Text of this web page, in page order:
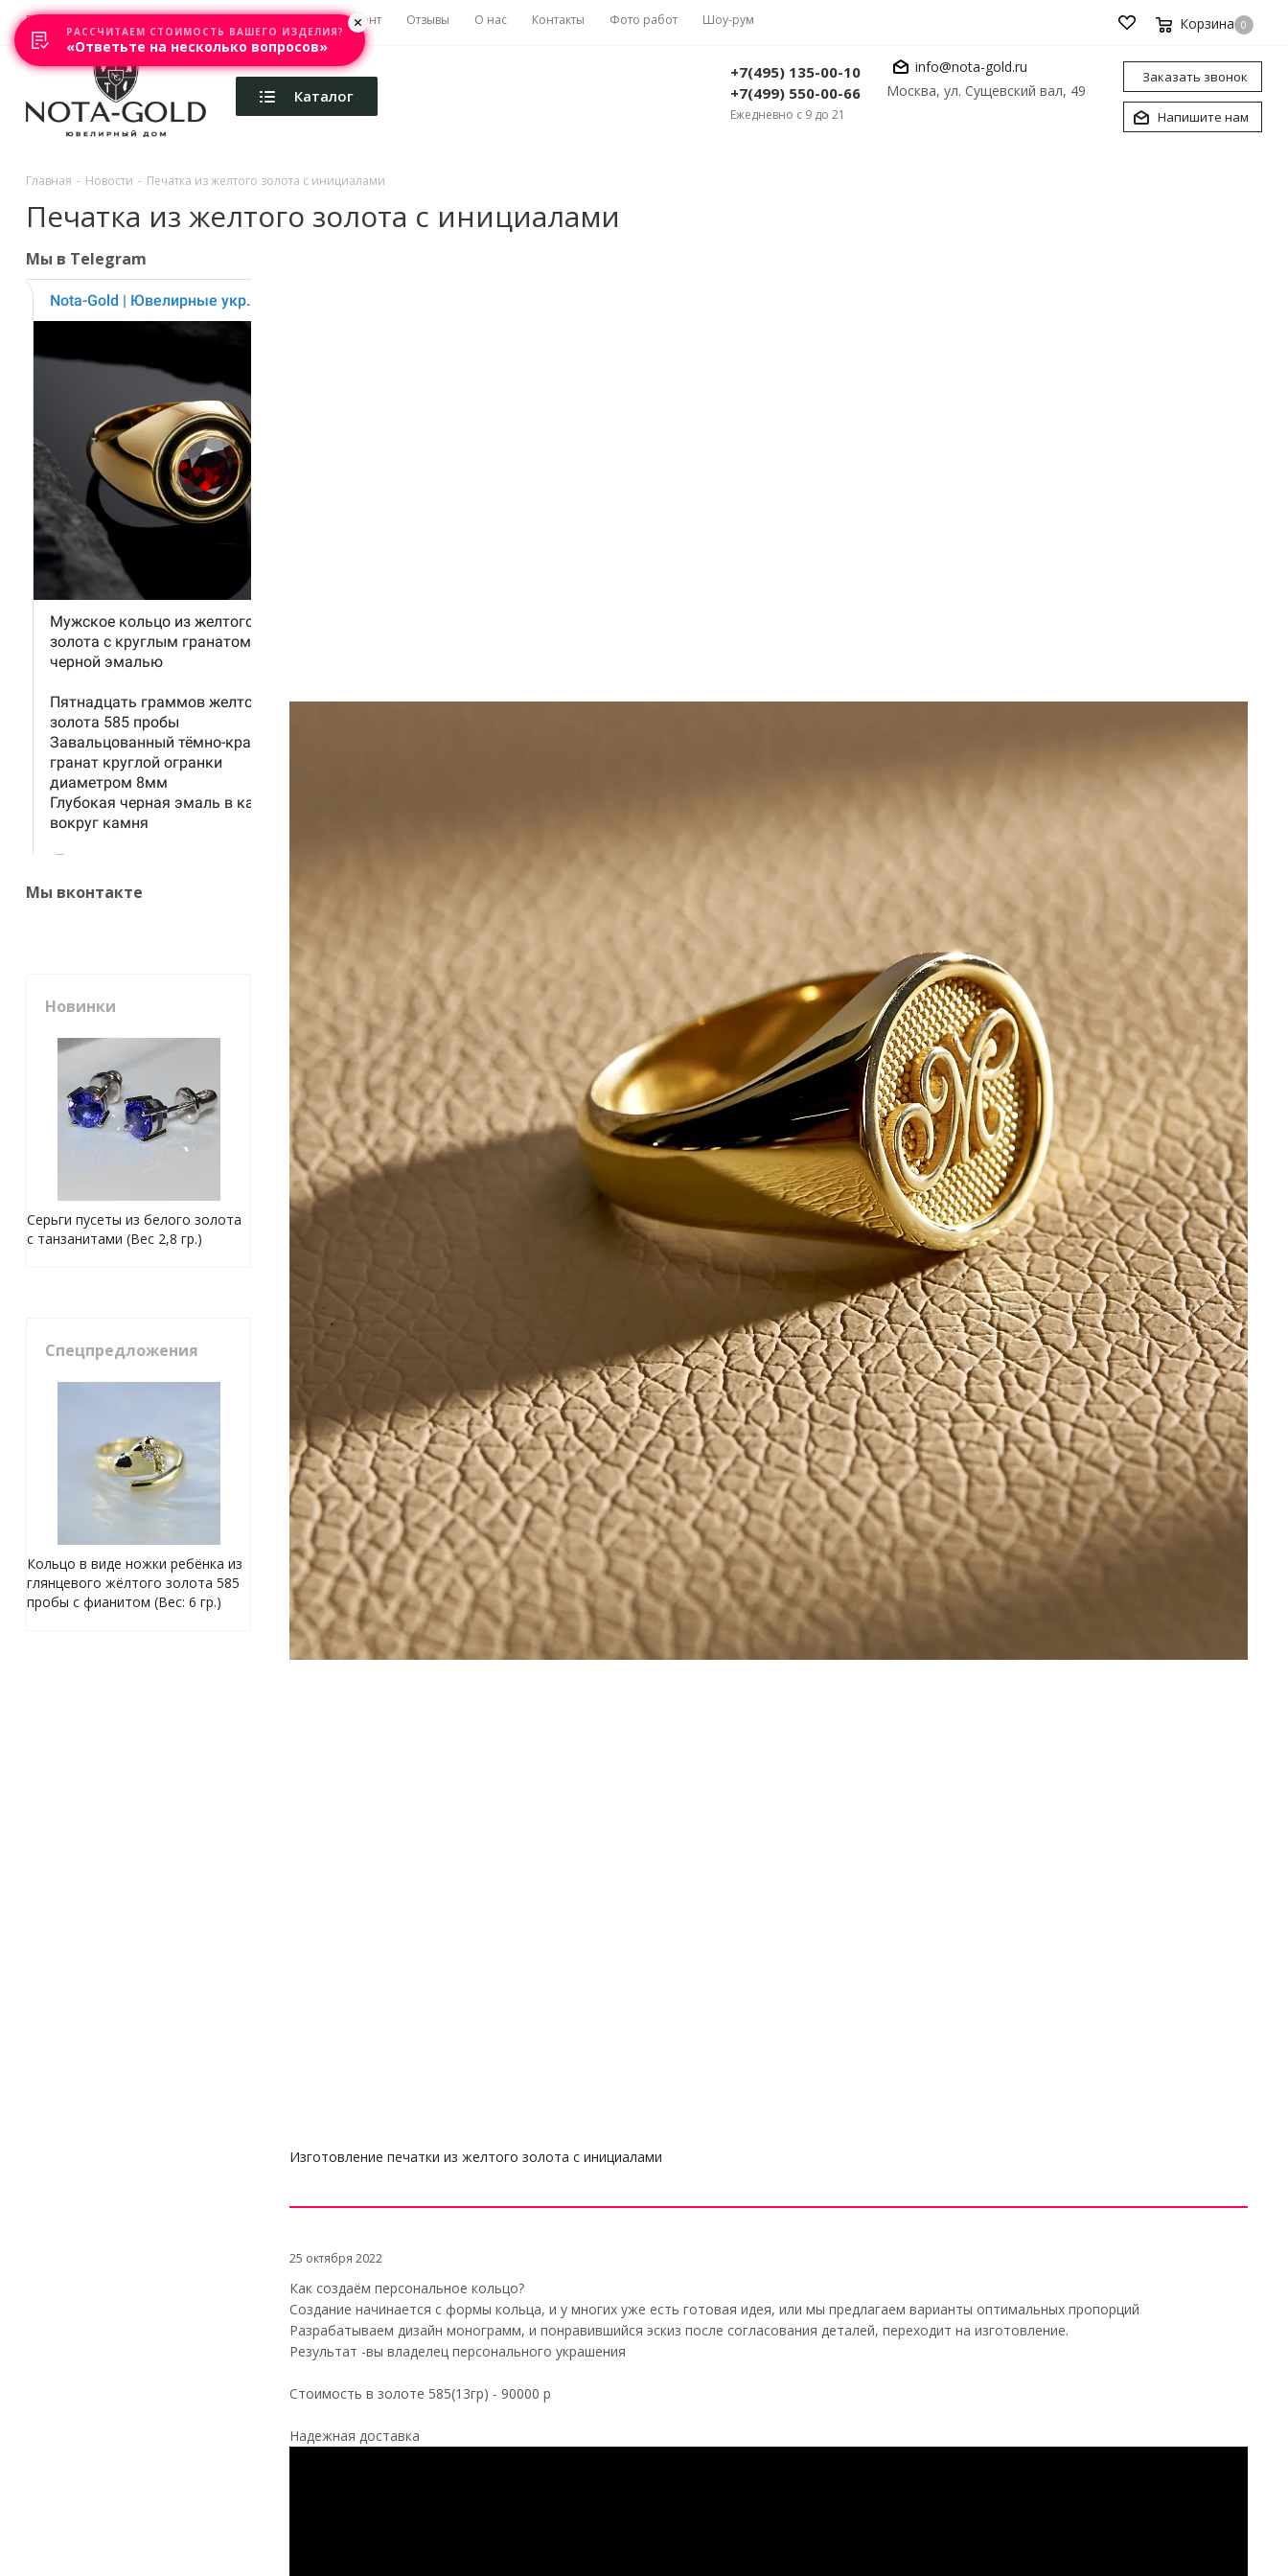
Главная Акции Каталоги Изготовление Ремонт Отзывы О нас Контакты Фото работ Шоу-рум Корзина 0
Каталог
+7(495) 135-00-10
+7(499) 550-00-66
Ежедневно с 9 до 21
info@nota-gold.ru
Москва, ул. Сущевский вал, 49
Заказать звонок
Напишите нам
Главная - Новости - Печатка из желтого золота с инициалами
Печатка из желтого золота с инициалами
Изготовление печатки из желтого золота с инициалами
25 октября 2022
Как создаём персональное кольцо?
Создание начинается с формы кольца, и у многих уже есть готовая идея, или мы предлагаем варианты оптимальных пропорций
Разрабатываем дизайн монограмм, и понравившийся эскиз после согласования деталей, переходит на изготовление.
Результат -вы владелец персонального украшения
Стоимость в золоте 585(13гр) - 90000 р
Надежная доставка
Мы в Telegram
Мы вконтакте
Новинки
Серьги пусеты из белого золота
с танзанитами (Вес 2,8 гр.)
Спецпредложения
Кольцо в виде ножки ребёнка из
глянцевого жёлтого золота 585
пробы с фианитом (Вес: 6 гр.)
РАССЧИТАЕМ СТОИМОСТЬ ВАШЕГО ИЗДЕЛИЯ?
«Ответьте на несколько вопросов»